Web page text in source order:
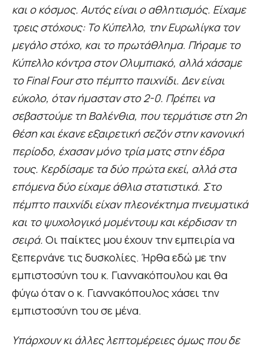
και ο κόσμος. Αυτός είναι ο αθλητισμός. Είχαμε
τρεις στόχους: Το Κύπελλο, την Ευρωλίγκα τον
μεγάλο στόχο, και το πρωτάθλημα. Πήραμε το
Κύπελλο κόντρα στον Ολυμπιακό, αλλά χάσαμε
το Final Four στο πέμπτο παιχνίδι. Δεν είναι
εύκολο, όταν ήμασταν στο 2-0. Πρέπει να
σεβαστούμε τη Βαλένθια, που τερμάτισε στη 2η
θέση και έκανε εξαιρετική σεζόν στην κανονική
περίοδο, έχασαν μόνο τρία ματς στην έδρα
τους. Κερδίσαμε τα δύο πρώτα εκεί, αλλά στα
επόμενα δύο είχαμε άθλια στατιστικά. Στο
πέμπτο παιχνίδι είχαν πλεονέκτημα πνευματικά
και το ψυχολογικό μομέντουμ και κέρδισαν τη
σειρά. Οι παίκτες μου έχουν την εμπειρία να
ξεπερνάνε τις δυσκολίες. Ήρθα εδώ με την
εμπιστοσύνη του κ. Γιαννακόπουλου και θα
φύγω όταν ο κ. Γιαννακόπουλος χάσει την
εμπιστοσύνη του σε μένα.
Υπάρχουν κι άλλες λεπτομέρειες όμως που δε